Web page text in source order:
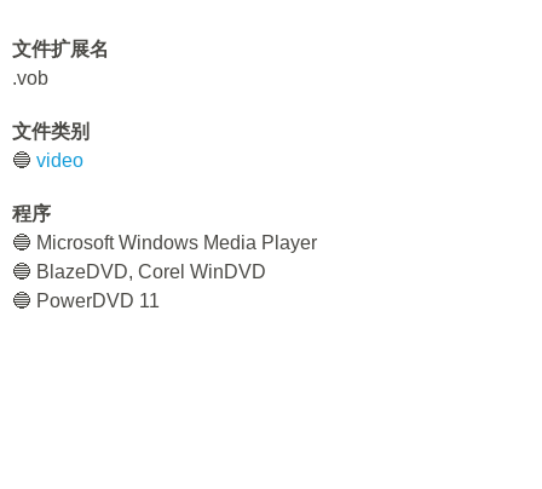
文件扩展名
.vob
文件类别
🔵 video
程序
🔵 Microsoft Windows Media Player
🔵 BlazeDVD, Corel WinDVD
🔵 PowerDVD 11